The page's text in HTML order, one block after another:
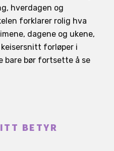
hverdagen og
forklarer rolig hva
dagene og ukene,
forløper i
bare bør fortsette å se
BETYR